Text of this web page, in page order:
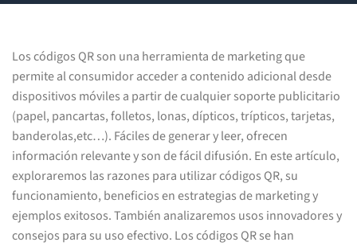
Los códigos QR son una herramienta de marketing que
permite al consumidor acceder a contenido adicional desde
dispositivos móviles a partir de cualquier soporte publicitario
(papel, pancartas, folletos, lonas, dípticos, trípticos, tarjetas,
banderolas,etc…). Fáciles de generar y leer, ofrecen
información relevante y son de fácil difusión. En este artículo,
exploraremos las razones para utilizar códigos QR, su
funcionamiento, beneficios en estrategias de marketing y
ejemplos exitosos. También analizaremos usos innovadores y
consejos para su uso efectivo. Los códigos QR se han